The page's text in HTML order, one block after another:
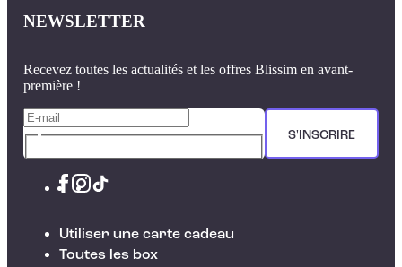
NEWSLETTER
Recevez toutes les actualités et les offres Blissim en avant-
première !
S'INSCRIRE
Utiliser une carte cadeau
Toutes les box